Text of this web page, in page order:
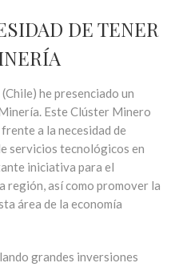
DE TENER
he presenciado un
Este Clúster Minero
a la necesidad de
servicios tecnológicos en
iniciativa para el
región, así como promover la
área de la economía
grandes inversiones